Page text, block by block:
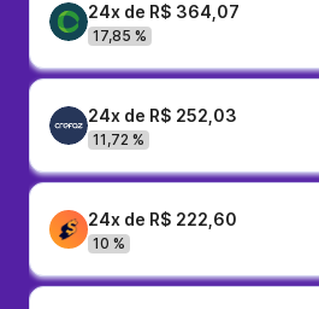
24x de R$ 364,07
17,85 %
24x de R$ 252,03
11,72 %
24x de R$ 222,60
10 %